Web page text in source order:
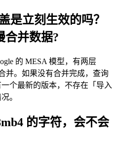
是立刻生效的吗？
合并数据?
的 MESA 模型，有两层
并。如果没有合并完成，查询
个最新的版本，不存在「导入
。
的字符，会不会